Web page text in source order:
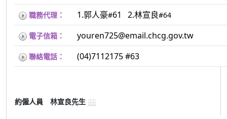
職務代理： 1.郭人豪#61 2.林宣良#64
電子信箱： youren725@email.chcg.gov.tw
聯絡電話： (04)7112175 #63
約僱人員 林宣良先生